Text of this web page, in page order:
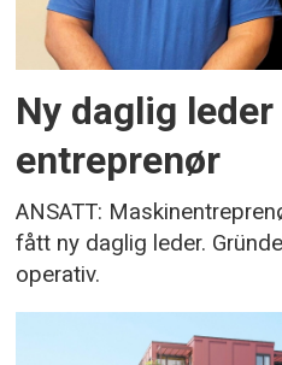
Ny daglig
entreprenør
ANSATT:
fått ny daglig leder.
operativ.